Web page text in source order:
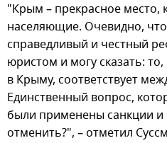
"Крым – прекрасное место,
населяющие. Очевидно,
справедливый и честный
юристом и могу сказать:
в Крыму, соответствует
Единственный вопрос,
были применены санкции и
отменить?", – отметил